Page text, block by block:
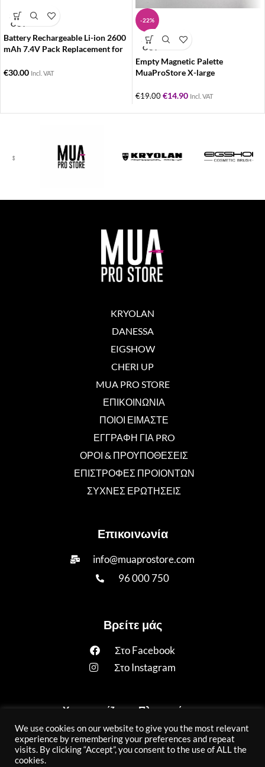
SOLD
OUT
Battery Rechargeable Li-ion 2600
mAh 7.4V Pack Replacement for
€30.00 Incl. VAT
-22%
SOLD
OUT
Empty Magnetic Palette
MuaProStore X-large
€19.00 €14.90 Incl. VAT
KRYOLAN
DANESSA
EIGSHOW
CHERI UP
MUA PRO STORE
ΕΠΙΚΟΙΝΩΝΙΑ
ΠΟΙΟΙ ΕΙΜΑΣΤΕ
ΕΓΓΡΑΦΗ ΓΙΑ PRO
ΟΡΟΙ & ΠΡΟΥΠΟΘΕΣΕΙΣ
ΕΠΙΣΤΡΟΦΕΣ ΠΡΟΙΟΝΤΩΝ
ΣΥΧΝΕΣ ΕΡΩΤΗΣΕΙΣ
Επικοινωνία
info@muaprostore.com
96 000 750
Βρείτε μάς
Στο Facebook
Στο Instagram
Υποστηρίζουμε Πληρωμές με:
We use cookies on our website to give you the most relevant
experience by remembering your preferences and repeat
visits. By clicking “Accept”, you consent to the use of ALL the
cookies.